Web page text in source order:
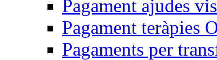
Pagament ajudes
Pagament teràpies
Pagaments per